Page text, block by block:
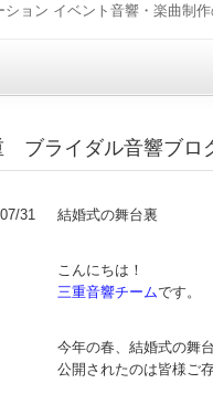
ョン イベント音響・楽曲制
ブライダル音響ブロ
31 結婚式の舞台裏
こんにちは！
三重音響チームです。
今年の春、結婚式の舞
公開されたのは皆様ご